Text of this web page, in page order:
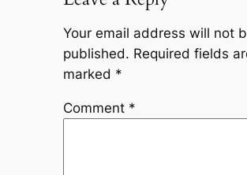
Your email address will not
published. Required fields
marked *
Comment *